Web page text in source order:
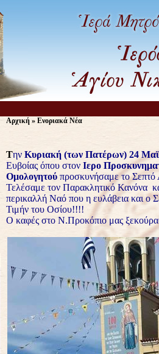
Αρχική » Ενοριακά Νέα
Την Κυριακή (των Πατέρων) 24
Ευβοίας όπου στον Ιερο
Ομολογητού προσκυνήσαμε το Σεπτό
Τελέσαμε τον Παρακλητικό Κανόνα
περικαλλή Ναό που η ευλάβεια και ο
Τιμήν του Οσίου!!!!
Ο καφές στο Ν.Προκόπιο μας